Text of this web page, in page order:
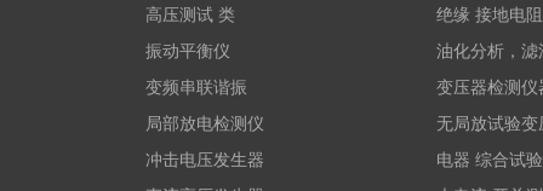
高压测试 类
振动平衡仪
变频串联谐振
局部放电检测仪
冲击电压发生器
绝缘 接地电
油化分析，滤
变压器检测仪
无局放试验变
电器 综合试